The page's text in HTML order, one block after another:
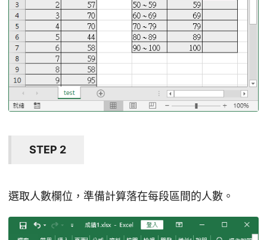
STEP 2
選取人數欄位，準備計算落在每段區間的人數。